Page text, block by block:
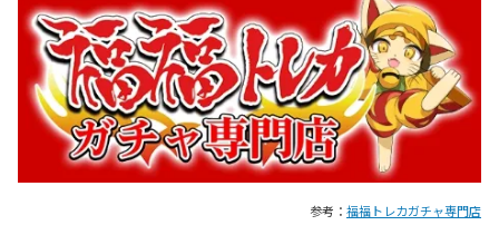
毎日無料ガチャが引ける
還元率115％超えのオリパが毎日登場！
オリくじ公式サイトを見る
新規登録限定で最大90％OFF
参考： 福福トレカガチャ専門店